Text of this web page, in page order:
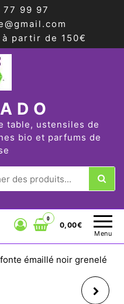
99 97
partir de 150€
table, ustensiles de
bio et parfums de
Menu
0
0,00€
émaillé noir grenelé